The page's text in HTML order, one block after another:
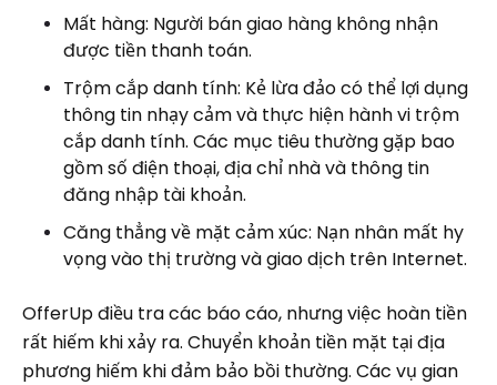
Mất hàng: Người bán giao hàng không nhận
được tiền thanh toán.
Trộm cắp danh tính: Kẻ lừa đảo có thể lợi dụng
thông tin nhạy cảm và thực hiện hành vi trộm
cắp danh tính. Các mục tiêu thường gặp bao
gồm số điện thoại, địa chỉ nhà và thông tin
đăng nhập tài khoản.
Căng thẳng về mặt cảm xúc: Nạn nhân mất hy
vọng vào thị trường và giao dịch trên Internet.
OfferUp điều tra các báo cáo, nhưng việc hoàn tiền
rất hiếm khi xảy ra. Chuyển khoản tiền mặt tại địa
phương hiếm khi đảm bảo bồi thường. Các vụ gian